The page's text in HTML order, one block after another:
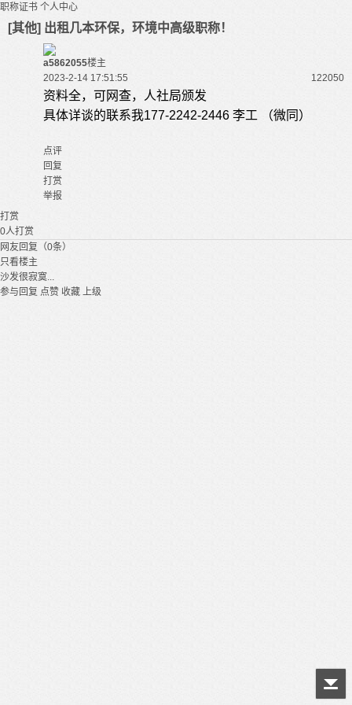
职称证书 个人中心
[其他] 出租几本环保，环境中高级职称！
a5862055楼主
2023-2-14 17:51:55
122050
资料全，可网查，人社局颁发
具体详谈的联系我177-2242-2446 李工 （微同）
点评
回复
打赏
举报
打赏
0人打赏
网友回复（0条）
只看楼主
沙发很寂寞...
参与回复 点赞 收藏 上级